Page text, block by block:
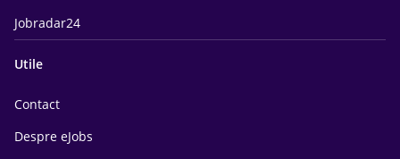
Jobradar24
Utile
Contact
Despre eJobs